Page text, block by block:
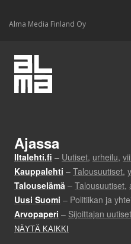
Alma Media Finland Oy